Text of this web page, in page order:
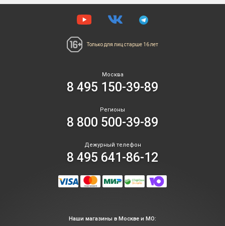
Только для лиц старше 16 лет
Москва
8 495 150-39-89
Регионы
8 800 500-39-89
Дежурный телефон
8 495 641-86-12
Наши магазины в Москве и МО: